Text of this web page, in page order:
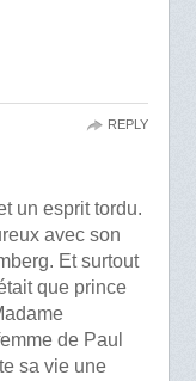
un esprit tordu.
avec son
Et surtout
que prince
de Paul
sa vie une
REPLY